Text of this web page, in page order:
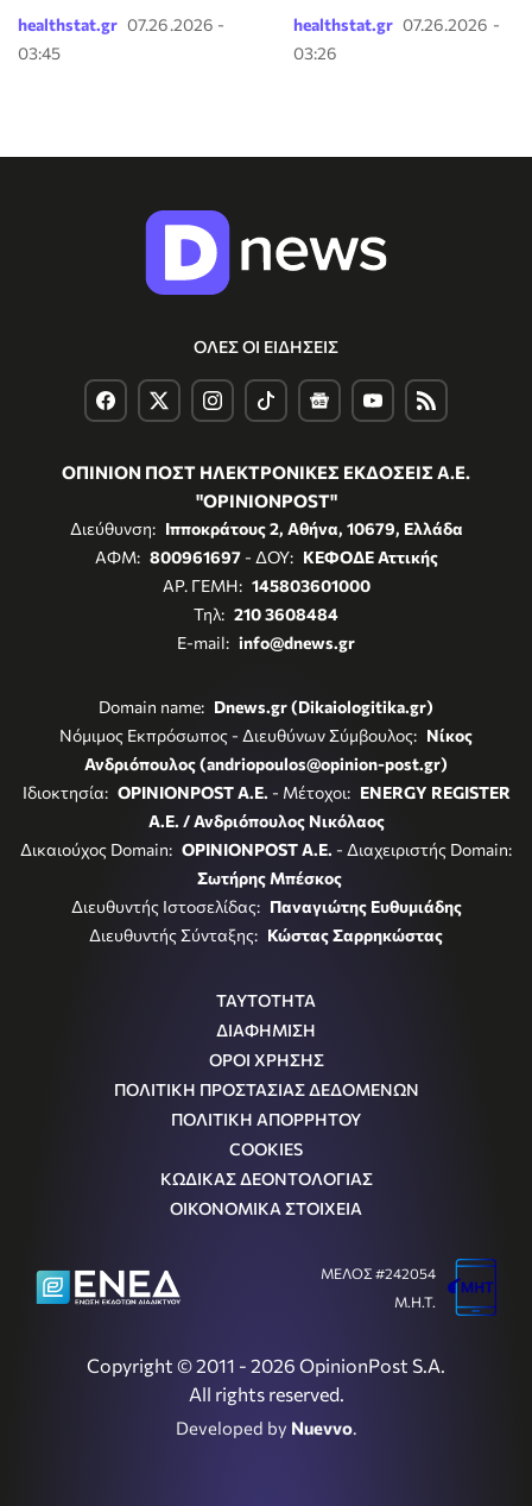
healthstat.gr 07.26.2026 -
03:45
healthstat.gr 07.26.2026 -
03:26
ΟΛΕΣ ΟΙ ΕΙΔΗΣΕΙΣ
ΟΠΙΝΙΟΝ ΠΟΣΤ ΗΛΕΚΤΡΟΝΙΚΕΣ ΕΚΔΟΣΕΙΣ Α.Ε.
"OPINIONPOST"
Διεύθυνση: Ιπποκράτους 2, Αθήνα, 10679, Ελλάδα
ΑΦΜ: 800961697- ΔΟΥ: ΚΕΦΟΔΕ Αττικής
ΑΡ. ΓΕΜΗ: 145803601000
Τηλ: 210 3608484
E-mail: info@dnews.gr
Domain name: Dnews.gr (Dikaiologitika.gr)
Νόμιμος Εκπρόσωπος - Διευθύνων Σύμβουλος: Νίκος
Ανδριόπουλος (andriopoulos@opinion-post.gr)
Ιδιοκτησία: OPINIONPOST A.E. - Μέτοχοι: ENERGY REGISTER
Α.Ε. / Ανδριόπουλος Νικόλαος
Δικαιούχος Domain: OPINIONPOST A.E. - Διαχειριστής Domain:
Σωτήρης Μπέσκος
Διευθυντής Ιστοσελίδας: Παναγιώτης Ευθυμιάδης
Διευθυντής Σύνταξης: Κώστας Σαρρηκώστας
ΤΑΥΤΟΤΗΤΑ
ΔΙΑΦΗΜΙΣΗ
ΟΡΟΙ ΧΡΗΣΗΣ
ΠΟΛΙΤΙΚΗ ΠΡΟΣΤΑΣΙΑΣ ΔΕΔΟΜΕΝΩΝ
ΠΟΛΙΤΙΚΗ ΑΠΟΡΡΗΤΟΥ
COOKIES
ΚΩΔΙΚΑΣ ΔΕΟΝΤΟΛΟΓΙΑΣ
ΟΙΚΟΝΟΜΙΚΑ ΣΤΟΙΧΕΙΑ
Copyright © 2011 - 2026 OpinionPost S.A.
All rights reserved.
Developed by Nuevvo.
ΜΕΛΟΣ #242054
Μ.Η.Τ.